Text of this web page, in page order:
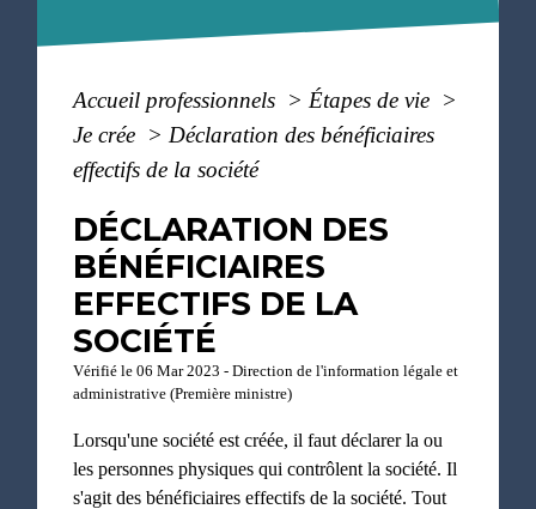
Accueil professionnels > Étapes de vie >
Je crée > Déclaration des bénéficiaires
effectifs de la société
DÉCLARATION DES
BÉNÉFICIAIRES
EFFECTIFS DE LA
SOCIÉTÉ
Vérifié le 06 Mar 2023 - Direction de l'information légale et
administrative (Première ministre)
Lorsqu'une société est créée, il faut déclarer la ou
les personnes physiques qui contrôlent la société. Il
s'agit des bénéficiaires effectifs de la société. Tout